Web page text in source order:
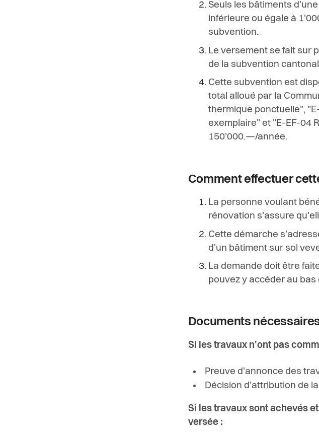
Seuls les bâtiments
inférieure ou égale à
subvention.
Le versement se fait sur
de la subvention
Cette subvention est
total alloué par la
thermique ponctuelle",
exemplaire" et "E-EF-04
150'000.—/année.
Comment effectuer
La personne voulant
rénovation s'assure
Cette démarche
d'un bâtiment sur sol
La demande doit être
pouvez y accéder au bas
Documents
Si les travaux n'ont pas
Preuve d'annonce des
Décision d'attribution de
Si les travaux sont achevés
versée :